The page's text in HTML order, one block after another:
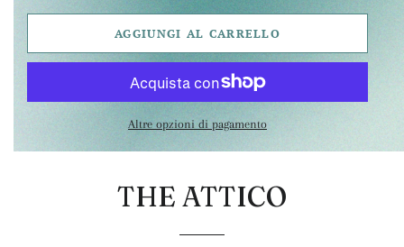
AGGIUNGI AL CARRELLO
Altre opzioni di pagamento
THE ATTICO